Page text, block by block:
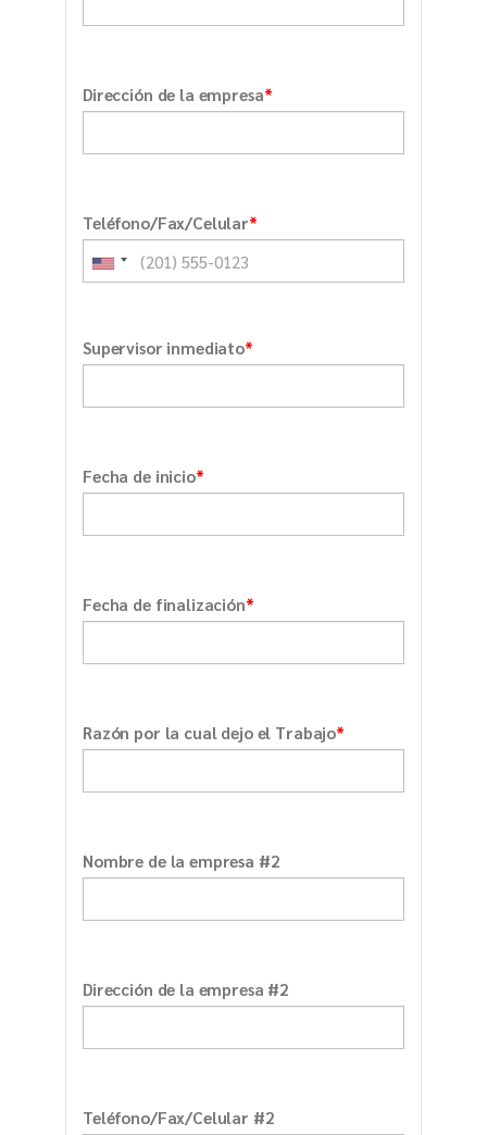
Dirección de la empresa*
Teléfono/Fax/Celular*
Supervisor inmediato*
Fecha de inicio*
Fecha de finalización*
Razón por la cual dejo el Trabajo*
Nombre de la empresa #2
Dirección de la empresa #2
Teléfono/Fax/Celular #2